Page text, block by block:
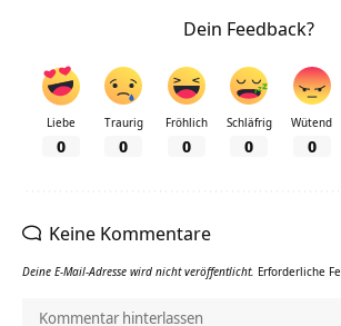
Dein Feedback?
Liebe
0
Traurig
0
Fröhlich
0
Schläfrig
0
Wütend
0
Keine Kommentare
Deine E-Mail-Adresse wird nicht veröffentlicht. Erforderliche